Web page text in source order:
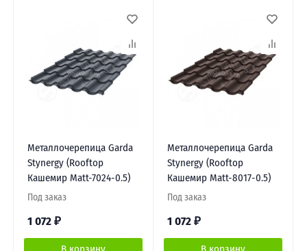
Металлочерепица Garda
Stynergy (Rooftop
Кашемир Matt-7024-0.5)
Под заказ
1 072 ₽
Металлочерепица Garda
Stynergy (Rooftop
Кашемир Matt-8017-0.5)
Под заказ
1 072 ₽